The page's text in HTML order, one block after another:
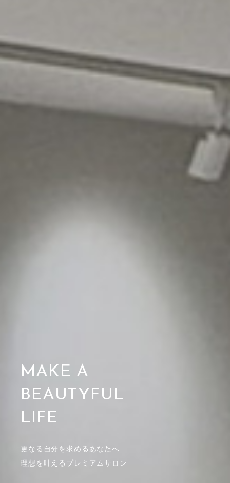
MAKE A
BEAUTYFU L
LI FE
更なる自分を求めるあなたへ
理想を叶えるプレミアムサロン